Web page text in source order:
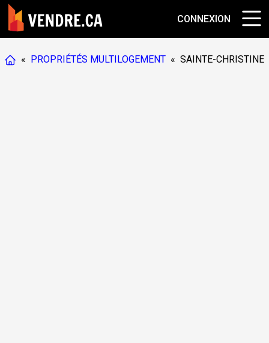
CONNEXION
« PROPRIÉTÉS MULTILOGEMENT « SAINTE-CHRISTINE